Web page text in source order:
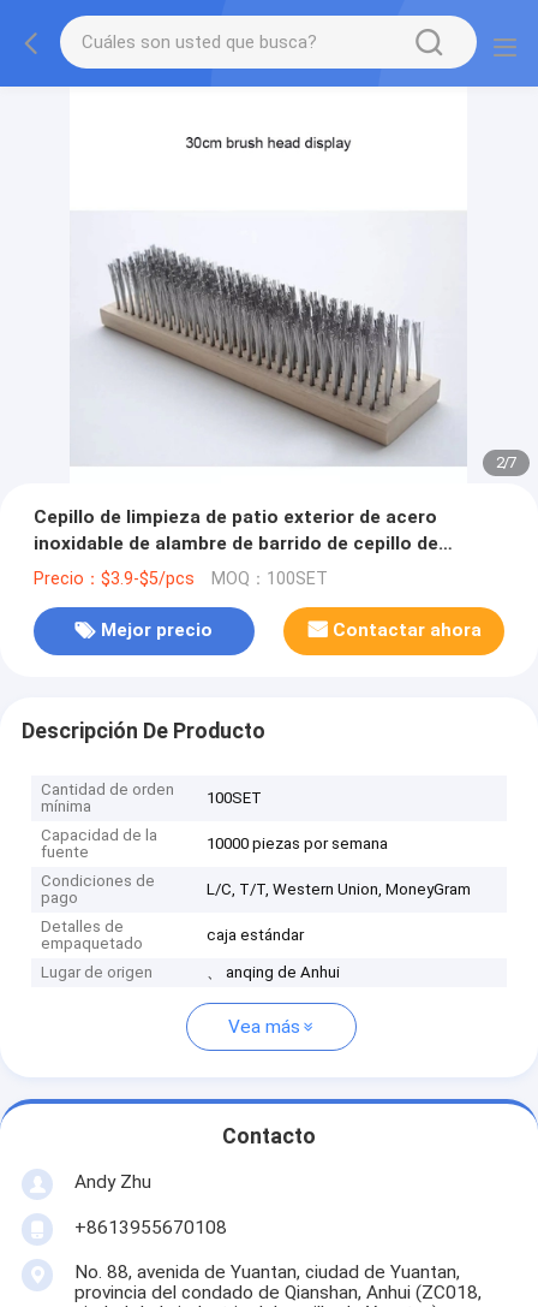
2/7
Cepillo de limpieza de patio exterior de acero
inoxidable de alambre de barrido de cepillo de
limpieza de suelo de cepillo con mango de madera
Precio：$3.9-$5/pcs MOQ：100SET
Mejor precio Contactar ahora
Descripción De Producto
Cantidad de orden
mínima
100SET
Capacidad de la
fuente
10000 piezas por semana
Condiciones de
pago
L/C, T/T, Western Union, MoneyGram
Detalles de
empaquetado
caja estándar
Lugar de origen 、 anqing de Anhui
Vea más
Contacto
Andy Zhu
+8613955670108
No. 88, avenida de Yuantan, ciudad de Yuantan,
provincia del condado de Qianshan, Anhui (ZC018,